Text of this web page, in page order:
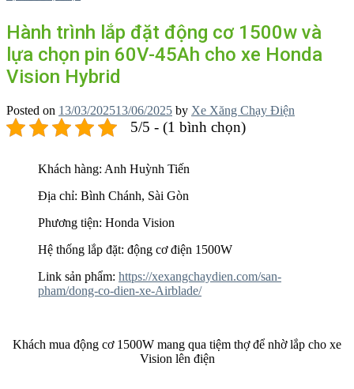
Hành trình lắp đặt động cơ 1500w và
lựa chọn pin 60V-45Ah cho xe Honda
Vision Hybrid
Posted on 13/03/202513/06/2025 by Xe Xăng Chạy Điện
5/5 - (1 bình chọn)
Khách hàng: Anh Huỳnh Tiến
Địa chỉ: Bình Chánh, Sài Gòn
Phương tiện: Honda Vision
Hệ thống lắp đặt: động cơ điện 1500W
Link sản phẩm: https://xexangchaydien.com/san-
pham/dong-co-dien-xe-Airblade/
Khách mua động cơ 1500W mang qua tiệm thợ để nhờ lắp cho xe
Vision lên điện